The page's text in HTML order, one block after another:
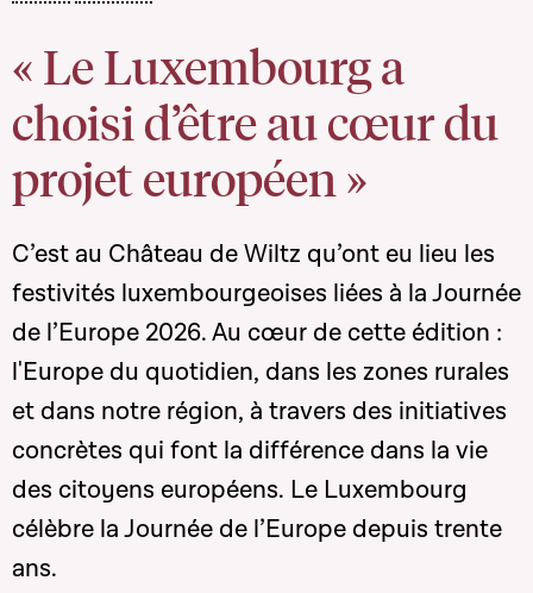
« Le Luxembourg a
choisi d’être au cœur du
projet européen »
C’est au Château de Wiltz qu’ont eu lieu les
festivités luxembourgeoises liées à la Journée
de l’Europe 2026. Au cœur de cette édition :
l'Europe du quotidien, dans les zones rurales
et dans notre région, à travers des initiatives
concrètes qui font la différence dans la vie
des citoyens européens. Le Luxembourg
célèbre la Journée de l’Europe depuis trente
ans.